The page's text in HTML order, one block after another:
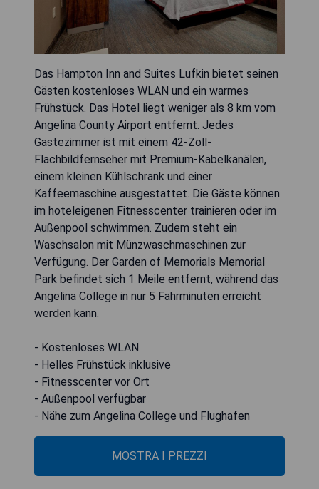
Das Hampton Inn and Suites Lufkin bietet seinen
Gästen kostenloses WLAN und ein warmes
Frühstück. Das Hotel liegt weniger als 8 km vom
Angelina County Airport entfernt. Jedes
Gästezimmer ist mit einem 42-Zoll-
Flachbildfernseher mit Premium-Kabelkanälen,
einem kleinen Kühlschrank und einer
Kaffeemaschine ausgestattet. Die Gäste können
im hoteleigenen Fitnesscenter trainieren oder im
Außenpool schwimmen. Zudem steht ein
Waschsalon mit Münzwaschmaschinen zur
Verfügung. Der Garden of Memorials Memorial
Park befindet sich 1 Meile entfernt, während das
Angelina College in nur 5 Fahrminuten erreicht
werden kann.
- Kostenloses WLAN
- Helles Frühstück inklusive
- Fitnesscenter vor Ort
- Außenpool verfügbar
- Nähe zum Angelina College und Flughafen
MOSTRA I PREZZI